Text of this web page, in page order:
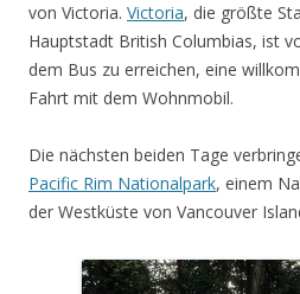
von Victoria. Victoria, die größte
Hauptstadt British Columbias, ist
dem Bus zu erreichen, eine
Fahrt mit dem Wohnmobil.
Die nächsten beiden Tage
Pacific Rim Nationalpark, einem
der Westküste von Vancouver